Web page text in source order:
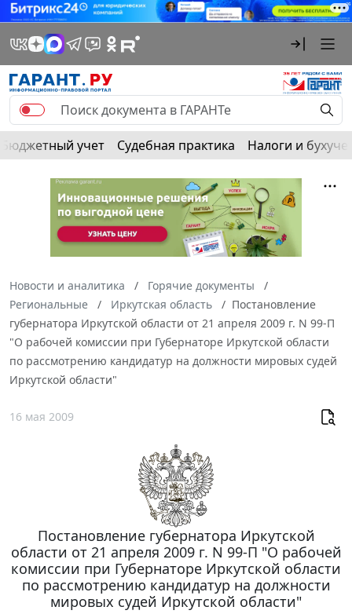
Бюджетный учет Судебная практика Налоги и
Новости и аналитика
Горячие документы
Региональные
Иркутская область
Постановление
губернатора Иркутской области от 21 апреля 2009 г. N 99-П
"О рабочей комиссии при Губернаторе Иркутской области
по рассмотрению кандидатур на должности мировых судей
Иркутской области"
16 мая 2009
Постановление губернатора Иркутской
области от 21 апреля 2009 г. N 99-П "О рабочей
комиссии при Губернаторе Иркутской области
по рассмотрению кандидатур на должности
мировых судей Иркутской области"